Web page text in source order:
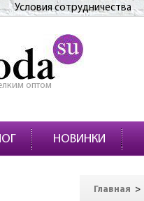
Условия сотрудничества
оптом
НОВИНКИ
Главная >